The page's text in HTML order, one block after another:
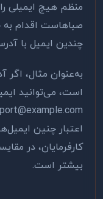
منظم هیچ ایمیلی
صباهاست اقدام به
چندین ایمیل با
اعتبار چنین
بیشتر است.